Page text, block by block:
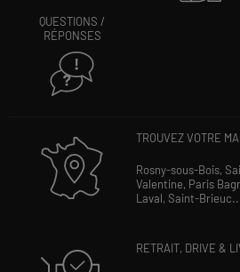
QUESTIONS /
RÉPONSES
TROUVEZ VOTRE
Rosny-sous-Bois,
Valentine, Paris
Laval, Saint-
RETRAIT, DRIVE &